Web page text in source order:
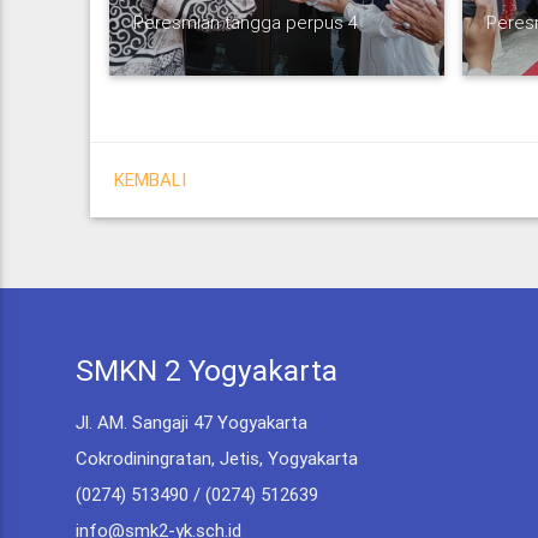
Peresmian tangga perpus 4
KEMBALI
SMKN 2 Yogyakarta
Jl. AM. Sangaji 47 Yogyakarta
Cokrodiningratan, Jetis, Yogyakarta
(0274) 513490 / (0274) 512639
info@smk2-yk.sch.id